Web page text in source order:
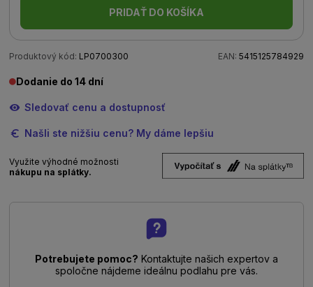
PRIDAŤ DO KOŠÍKA
Produktový kód: LP0700300 EAN: 5415125784929
Dodanie do 14 dní
Sledovať cenu a dostupnosť
Našli ste nižšiu cenu? My dáme lepšiu
Využite výhodné možnosti
nákupu na splátky.
Potrebujete pomoc? Kontaktujte našich expertov a
spoločne nájdeme ideálnu podlahu pre vás.